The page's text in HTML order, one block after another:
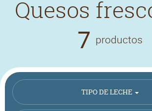
Quesos
7 productos
TIPO DE LECHE